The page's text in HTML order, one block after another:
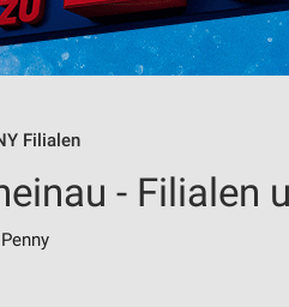
Filialen
- Filialen